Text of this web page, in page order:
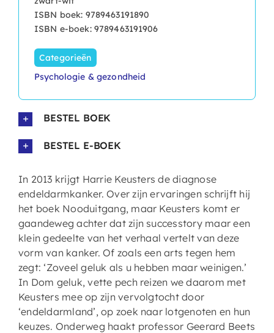
ISBN boek: 9789463191890
ISBN e-boek: 9789463191906
Categorieën
Psychologie & gezondheid
BESTEL BOEK
BESTEL E-BOEK
In 2013 krijgt Harrie Keusters de diagnose
endeldarmkanker. Over zijn ervaringen schrijft hij
het boek Nooduitgang, maar Keusters komt er
gaandeweg achter dat zijn successtory maar een
klein gedeelte van het verhaal vertelt van deze
vorm van kanker. Of zoals een arts tegen hem
zegt: ‘Zoveel geluk als u hebben maar weinigen.’
In Dom geluk, vette pech reizen we daarom met
Keusters mee op zijn vervolgtocht door
‘endeldarmland’, op zoek naar lotgenoten en hun
keuzes. Onderweg haakt professor Geerard Beets